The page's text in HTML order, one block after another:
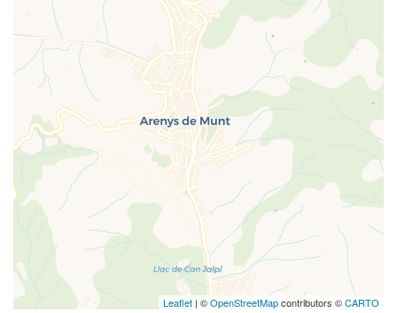
Leaflet | ©OpenStreetMapcontributors ©CARTO